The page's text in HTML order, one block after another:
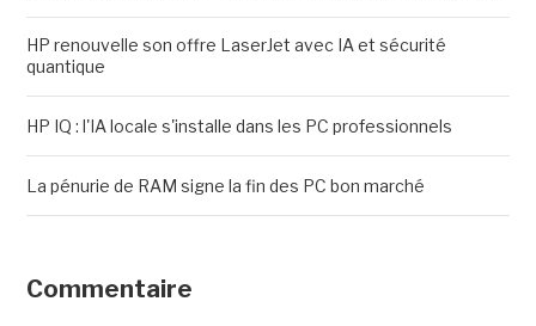
HP renouvelle son offre LaserJet avec IA et sécurité
quantique
HP IQ : l'IA locale s'installe dans les PC professionnels
La pénurie de RAM signe la fin des PC bon marché
Commentaire